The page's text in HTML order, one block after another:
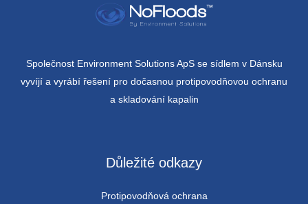
Společnost Environment Solutions ApS se sídlem v Dánsku
vyvíjí a vyrábí řešení pro dočasnou protipovodňovou ochranu
a skladování kapalin
Důležité odkazy
Protipovodňová ochrana